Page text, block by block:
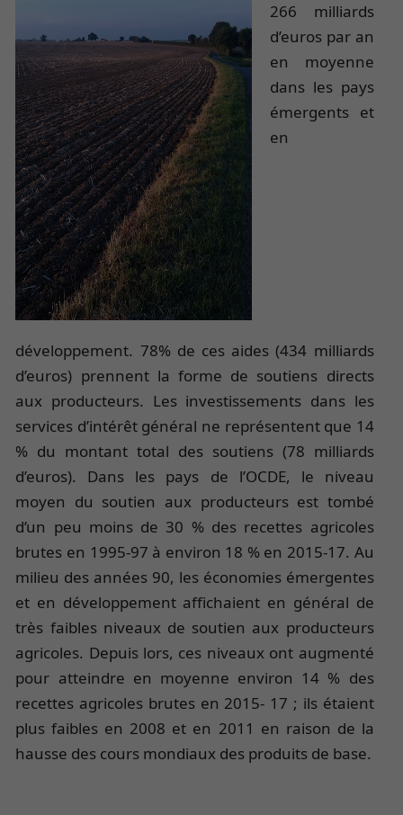
266 milliards
d’euros par an
en moyenne
dans les pays
émergents et
en
développement. 78% de ces aides (434 milliards
d’euros) prennent la forme de soutiens directs
aux producteurs. Les investissements dans les
services d’intérêt général ne représentent que 14
% du montant total des soutiens (78 milliards
d’euros). Dans les pays de l’OCDE, le niveau
moyen du soutien aux producteurs est tombé
d’un peu moins de 30 % des recettes agricoles
brutes en 1995-97 à environ 18 % en 2015-17. Au
milieu des années 90, les économies émergentes
et en développement affichaient en général de
très faibles niveaux de soutien aux producteurs
agricoles. Depuis lors, ces niveaux ont augmenté
pour atteindre en moyenne environ 14 % des
recettes agricoles brutes en 2015- 17 ; ils étaient
plus faibles en 2008 et en 2011 en raison de la
hausse des cours mondiaux des produits de base.